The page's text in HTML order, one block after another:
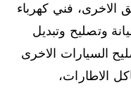
فني كهرباء
وتصليح وتبديل
السيارات الاخرى
الاطارات،